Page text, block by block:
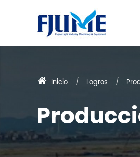
Inicio Logros